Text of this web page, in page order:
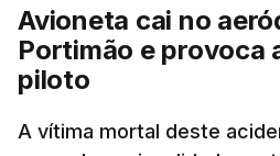
Avioneta cai no
Portimão e provoca
piloto
A vítima mortal deste